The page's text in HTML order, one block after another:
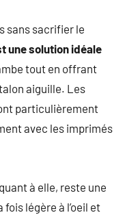
sans sacrifier le
une solution idéale
tout en offrant
aiguille. Les
particulièrement
avec les imprimés
à elle, reste une
légère à l’oeil et